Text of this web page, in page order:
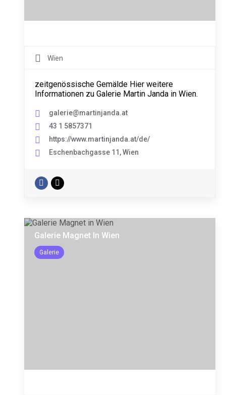
Wien
zeitgenössische Gemälde Hier weitere
Informationen zu Galerie Martin Janda in Wien.
galerie@martinjanda.at
43 1 5857371
https://www.martinjanda.at/de/
Eschenbachgasse 11, Wien
Galerie Magnet In Wien
Galerie